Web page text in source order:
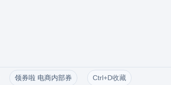
领券啦 电商内部券 Ctrl+D收藏